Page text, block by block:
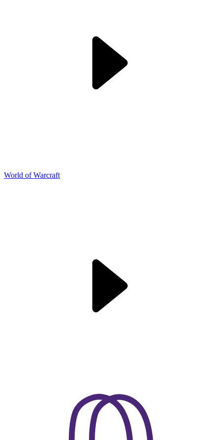
World of Warcraft